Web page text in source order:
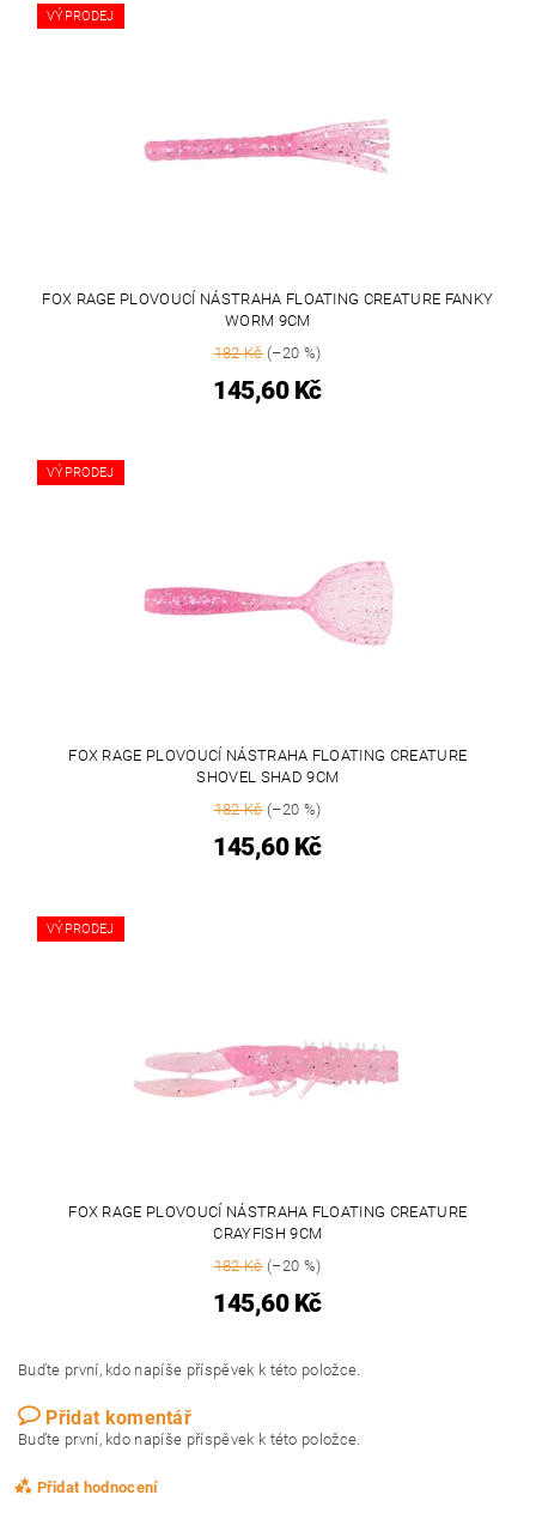
VÝPRODEJ
FOX RAGE PLOVOUCÍ NÁSTRAHA FLOATING CREATURE FANKY
WORM 9CM
182 Kč(–20 %)
145,60 Kč
VÝPRODEJ
FOX RAGE PLOVOUCÍ NÁSTRAHA FLOATING CREATURE
SHOVEL SHAD 9CM
182 Kč(–20 %)
145,60 Kč
VÝPRODEJ
FOX RAGE PLOVOUCÍ NÁSTRAHA FLOATING CREATURE
CRAYFISH 9CM
182 Kč(–20 %)
145,60 Kč
Buďte první, kdo napíše příspěvek k této položce.
Přidat komentář
Buďte první, kdo napíše příspěvek k této položce.
Přidat hodnocení